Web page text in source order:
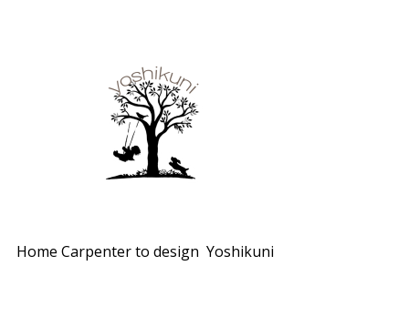
Home Carpenter to design Yoshikuni